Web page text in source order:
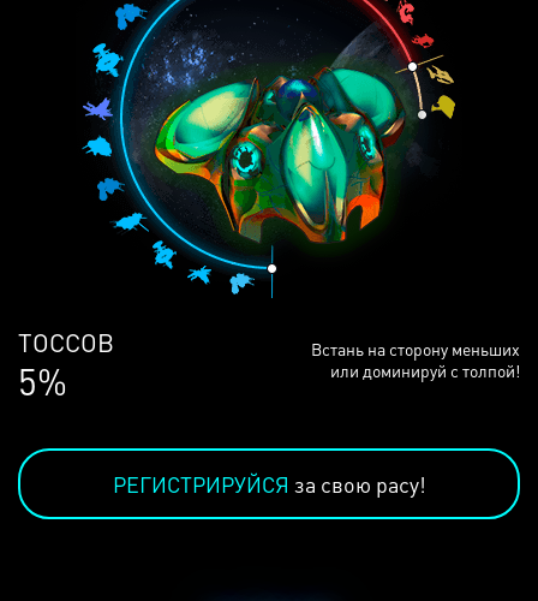
ЛЮДЕЙ
68%
Встань на сторону меньших
или доминируй с толпой!
РЕГИСТРИРУЙСЯ за свою расу!